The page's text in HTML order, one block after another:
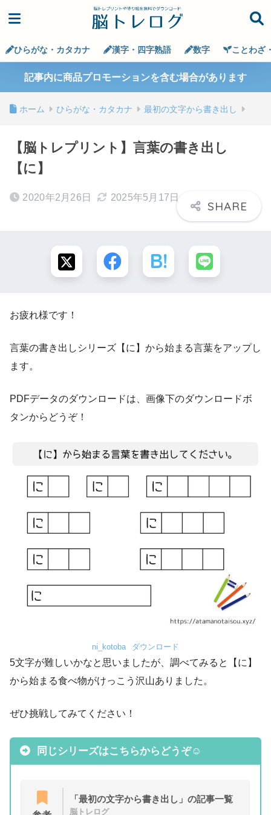
ひらがな・カタカナ 漢字・四字熟語 数字 ことわざ
記事内に商品プロモーションを含む場合があります
ホーム ひらがな・カタカナ 最初の文字から書き出し
【脳トレプリント】言葉の書き出し
【に】
2020年2月26日 2025年5月17日
お疲れ様です！
言葉の書き出しシリーズ【に】から始まる言葉をアップし
ます。
PDFデータのダウンロードは、画像下のダウンロードボ
タンからどうぞ！
ni_kotoba ダウンロード
5文字が難しいかなと思いましたが、調べてみると【に】
から始まる食べ物がけっこう沢山ありました。
ぜひ挑戦してみてください！
同じシリーズはこちらからどうぞ☺
「最初の文字から書き出し」の記事一覧
脳トレログ